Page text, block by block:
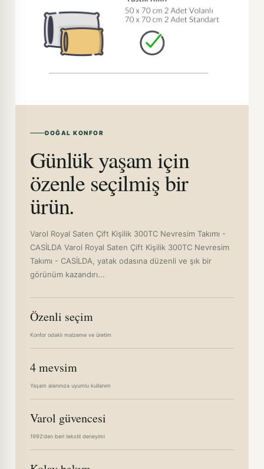
DOĞAL KONFOR
Günlük yaşam için
özenle seçilmiş bir
ürün.
Varol Royal Saten Çift Kişilik 300TC Nevresim Takımı -
CASİLDA Varol Royal Saten Çift Kişilik 300TC Nevresim
Takımı - CASİLDA, yatak odasına düzenli ve şık bir
görünüm kazandırı...
Özenli seçim
Konfor odaklı malzeme ve üretim
4 mevsim
Yaşam alanınıza uyumlu kullanım
Varol güvencesi
1992'den beri tekstil deneyimi